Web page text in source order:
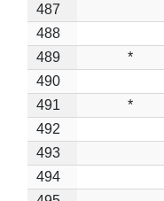
487
488
489
*
490
491
*
492
493
494